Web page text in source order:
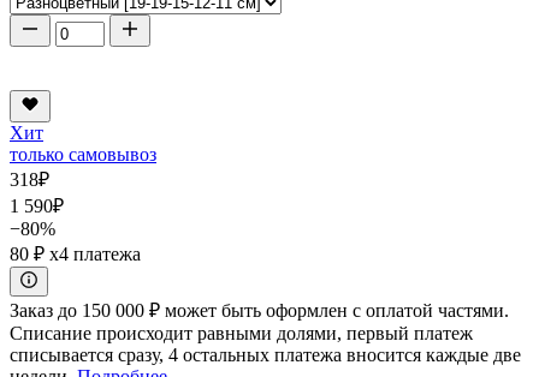
Хит
только самовывоз
318₽
1 590₽
−80%
80 ₽ x4 платежа
Заказ до 150 000 ₽ может быть оформлен с оплатой частями.
Списание происходит равными долями, первый платеж
списывается сразу, 4 остальных платежа вносится каждые две